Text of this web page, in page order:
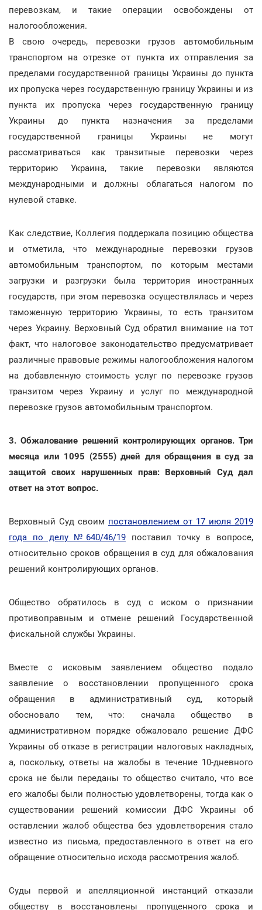
перевозкам, и такие операции освобождены от
налогообложения.
В свою очередь, перевозки грузов автомобильным
транспортом на отрезке от пункта их отправления за
пределами государственной границы Украины до пункта
их пропуска через государственную границу Украины и из
пункта их пропуска через государственную границу
Украины до пункта назначения за пределами
государственной границы Украины не могут
рассматриваться как транзитные перевозки через
территорию Украина, такие перевозки являются
международными и должны облагаться налогом по
нулевой ставке.
Как следствие, Коллегия поддержала позицию общества
и отметила, что международные перевозки грузов
автомобильным транспортом, по которым местами
загрузки и разгрузки была территория иностранных
государств, при этом перевозка осуществлялась и через
таможенную территорию Украины, то есть транзитом
через Украину. Верховный Суд обратил внимание на тот
факт, что налоговое законодательство предусматривает
различные правовые режимы налогообложения налогом
на добавленную стоимость услуг по перевозке грузов
транзитом через Украину и услуг по международной
перевозке грузов автомобильным транспортом.
3. Обжалование решений контролирующих органов. Три
месяца или 1095 (2555) дней для обращения в суд за
защитой своих нарушенных прав: Верховный Суд дал
ответ на этот вопрос.
Верховный Суд своим постановлением от 17 июля 2019
года по делу №640/46/19 поставил точку в вопросе,
относительно сроков обращения в суд для обжалования
решений контролирующих органов.
Общество обратилось в суд с иском о признании
противоправным и отмене решений Государственной
фискальной службы Украины.
Вместе с исковым заявлением общество подало
заявление о восстановлении пропущенного срока
обращения в административный суд, который
обосновало тем, что: сначала общество в
административном порядке обжаловало решение ДФС
Украины об отказе в регистрации налоговых накладных,
а, поскольку, ответы на жалобы в течение 10-дневного
срока не были переданы то общество считало, что все
его жалобы были полностью удовлетворены, тогда как о
существовании решений комиссии ДФС Украины об
оставлении жалоб общества без удовлетворения стало
известно из письма, предоставленного в ответ на его
обращение относительно исхода рассмотрения жалоб.
Суды первой и апелляционной инстанций отказали
обществу в восстановлены пропущенного срока и